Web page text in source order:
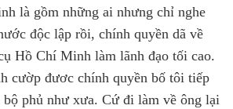
là gồm những ai nhưng chỉ nghe
độc lập rồi, chính quyền dã về
ụ Hồ Chí Minh làm lãnh đạo tối cao.
cườp đươc chính quyền bố tôi tiếp
phủ như xưa. Cứ đi làm về ông lại